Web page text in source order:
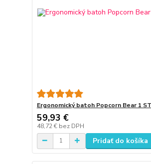
Ergonomický batoh Popcorn Bear 1
59,93 €
48,72 € bez DPH
Pridať do košíka